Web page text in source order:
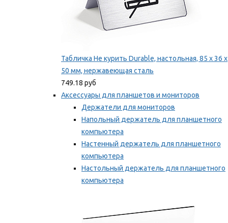
Табличка Не курить Durable, настольная, 85 x 36 x
50 мм, нержавеющая сталь
749.18 руб
Аксессуары для планшетов и мониторов
Держатели для мониторов
Напольный держатель для планшетного
компьютера
Настенный держатель для планшетного
компьютера
Настольный держатель для планшетного
компьютера